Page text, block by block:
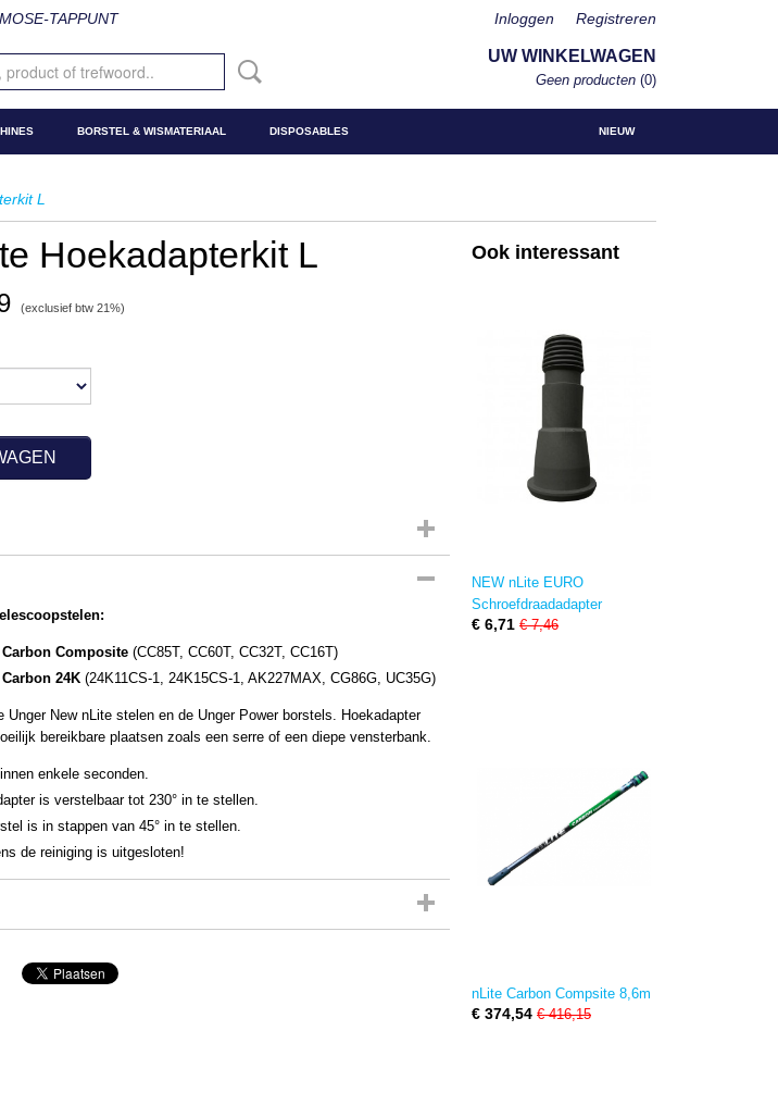
TAPPUNT Inloggen Registreren
UW WINKELWAGEN
Geen producten (0)
NIEUW
BORSTEL & WISMATERIAAL DISPOSABLES
L
Hoekadapterkit L
(exclusief btw 21%)
Composite (CC85T, CC60T, CC32T, CC16T)
24K (24K11CS-1, 24K15CS-1, AK227MAX, CG86G, UC35G)
Unger New nLite stelen en de Unger Power borstels. Hoekadapter
bereikbare plaatsen zoals een serre of een diepe vensterbank.
enkele seconden.
is verstelbaar tot 230° in te stellen.
is in stappen van 45° in te stellen.
de reiniging is uitgesloten!
Ook interessant
NEW nLite EURO
Schroefdraadadapter
€ 6,71 € 7,46
nLite Carbon Compsite 8,6m
€ 374,54 € 416,15